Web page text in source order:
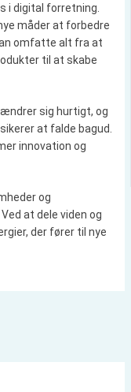
i digital forretning.
måder at forbedre
omfatte alt fra at
til at skabe
sig hurtigt, og
at falde bagud.
innovation og
og
at dele viden og
der fører til nye